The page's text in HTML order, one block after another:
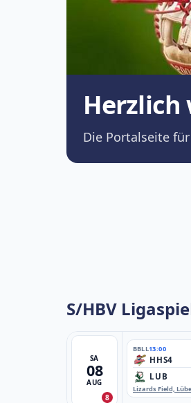
Herzlich
Die Portalseite
S/HBV
SA
08
AUG
8
BBLL13:00
HHS4
LUB
Lizards Field,